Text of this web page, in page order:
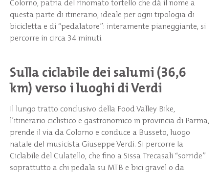
Colorno, patria del rinomato tortello che dà il nome a
questa parte di itinerario, ideale per ogni tipologia di
bicicletta e di “pedalatore”: interamente pianeggiante, si
percorre in circa 34 minuti.
Sulla ciclabile dei salumi (36,6
km) verso i luoghi di Verdi
Il lungo tratto conclusivo della Food Valley Bike,
l’itinerario ciclistico e gastronomico in provincia di Parma,
prende il via da Colorno e conduce a Busseto, luogo
natale del musicista Giuseppe Verdi. Si percorre la
Ciclabile del Culatello, che fino a Sissa Trecasali “sorride”
soprattutto a chi pedala su MTB e bici gravel o da